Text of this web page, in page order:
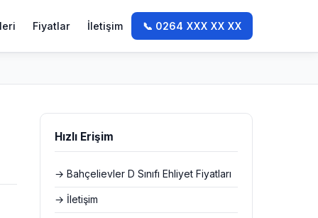
Fiyatlar İletişim 📞 0264 XXX XX XX
Hızlı Erişim
→ Bahçelievler D Sınıfı Ehliyet Fiyatları
→ İletişim